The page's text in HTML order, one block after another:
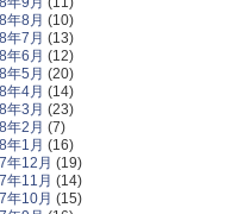
年8月 (10)
年7月 (13)
年6月 (12)
年5月 (20)
年4月 (14)
年3月 (23)
年2月 (7)
年1月 (16)
年12月 (19)
年11月 (14)
年10月 (15)